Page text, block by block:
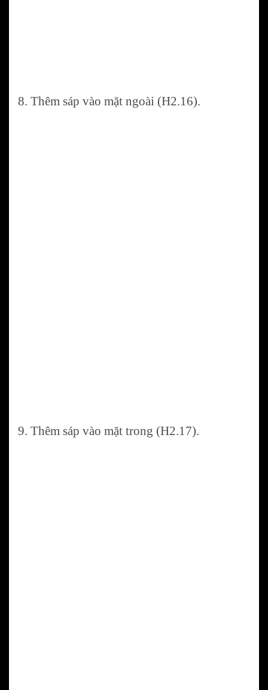
8. Thêm sáp vào mặt ngoài (H2.16).
9. Thêm sáp vào mặt trong (H2.17).